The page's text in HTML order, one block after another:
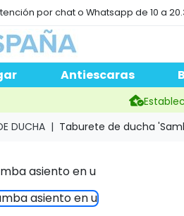
por chat o Whatsapp de 10 a
Antiescaras
DUCHA Taburete de ducha